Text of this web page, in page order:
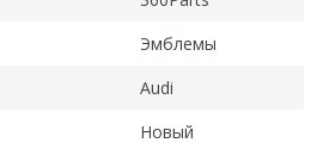
Эмблемы
Audi
Новый